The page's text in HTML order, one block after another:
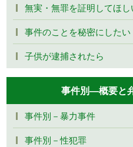
無実・無罪を証明してほし
事件のことを秘密にしたい
子供が逮捕されたら
事件別―概要と
事件別－暴力事件
事件別－性犯罪